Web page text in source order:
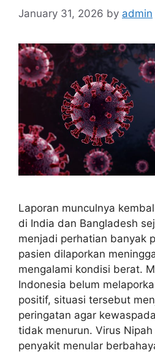
January 31, 2026 by admin
Laporan munculnya
di India dan Bangladesh
menjadi perhatian banyak
pasien dilaporkan
mengalami kondisi berat.
Indonesia belum
positif, situasi tersebut
peringatan agar
tidak menurun. Virus
penyakit menular